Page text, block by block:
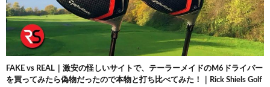
FAKE vs REAL｜激安の怪しいサイトで、テーラーメイドのM6ドライバー
を買ってみたら偽物だったので本物と打ち比べてみた！｜Rick Shiels Golf